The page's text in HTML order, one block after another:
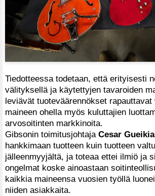
Tiedotteessa todetaan, että erityisesti
välityksellä ja käytettyjen tavaroiden
leviävät tuoteväärennökset
maineen ohella myös kuluttajien
arvosoitinten markkinoita.
Gibsonin toimitusjohtaja Cesar
hankkimaan tuotteen kuin tuotteen
jälleenmyyjältä, ja toteaa ettei ilmiö ja
ongelmat koske ainoastaan
kaikkia maineensa vuosien työllä
niiden asiakkaita.